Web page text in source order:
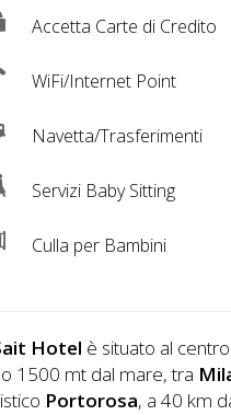
Accetta Carte di Credito
WiFi/Internet Point
Navetta/Trasferimenti
Servizi Baby Sitting
Culla per Bambini
Hotel è situato al
1500 mt dal mare, tra
Portorosa, a 40 km